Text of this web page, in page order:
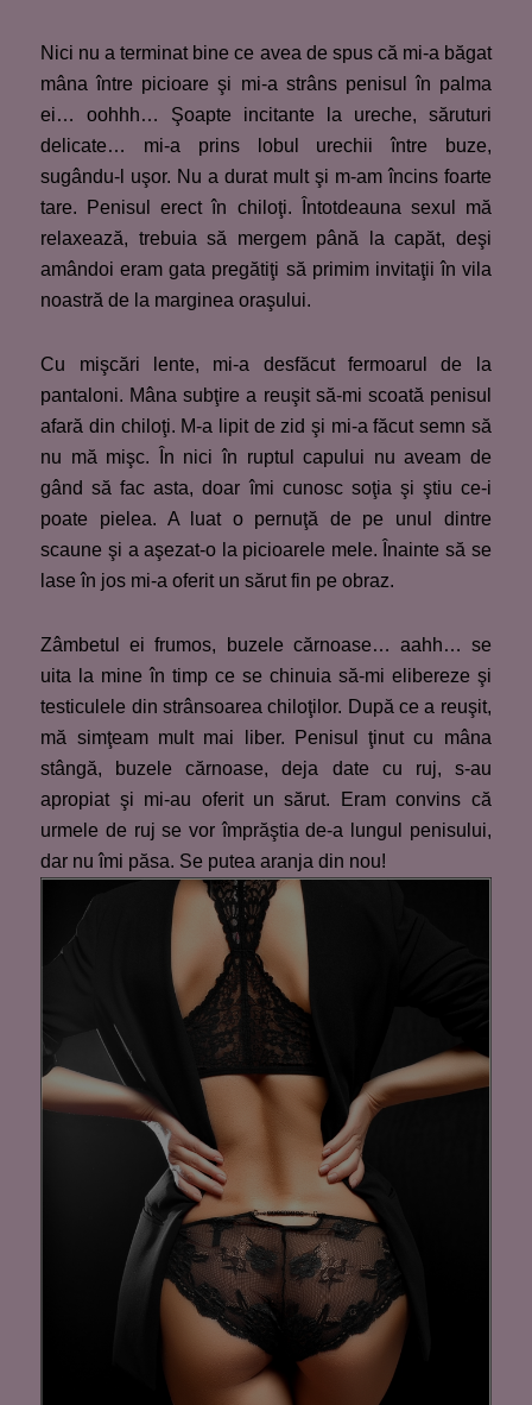
Nici nu a terminat bine ce avea de spus că mi-a băgat
mâna între picioare şi mi-a strâns penisul în palma
ei… oohhh… Şoapte incitante la ureche, săruturi
delicate… mi-a prins lobul urechii între buze,
sugându-l uşor. Nu a durat mult şi m-am încins foarte
tare. Penisul erect în chiloţi. Întotdeauna sexul mă
relaxează, trebuia să mergem până la capăt, deşi
amândoi eram gata pregătiţi să primim invitaţii în vila
noastră de la marginea oraşului.
Cu mişcări lente, mi-a desfăcut fermoarul de la
pantaloni. Mâna subţire a reuşit să-mi scoată penisul
afară din chiloţi. M-a lipit de zid şi mi-a făcut semn să
nu mă mişc. În nici în ruptul capului nu aveam de
gând să fac asta, doar îmi cunosc soţia şi ştiu ce-i
poate pielea. A luat o pernuţă de pe unul dintre
scaune şi a aşezat-o la picioarele mele. Înainte să se
lase în jos mi-a oferit un sărut fin pe obraz.
Zâmbetul ei frumos, buzele cărnoase… aahh… se
uita la mine în timp ce se chinuia să-mi elibereze şi
testiculele din strânsoarea chiloţilor. După ce a reuşit,
mă simţeam mult mai liber. Penisul ţinut cu mâna
stângă, buzele cărnoase, deja date cu ruj, s-au
apropiat şi mi-au oferit un sărut. Eram convins că
urmele de ruj se vor împrăştia de-a lungul penisului,
dar nu îmi păsa. Se putea aranja din nou!